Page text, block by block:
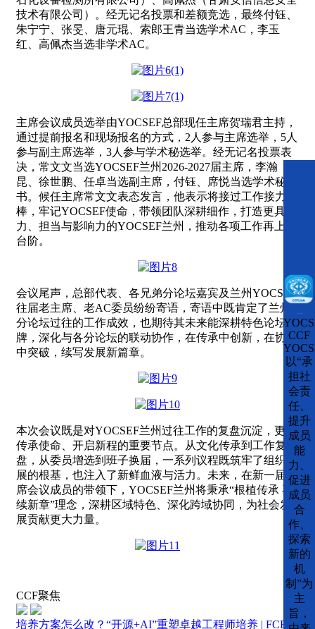
技术有限公司）。经无记名投票和差额竞选，最终付钰、
朱宁宁、张旻、唐元琨、索郎王青当选学术AC，李玉
红、高佩杰当选非学术AC。
主席会议成员选举由YOCSEF总部现任主席贺瑞君主持，
通过提前报名和现场报名的方式，2人参与主席选举，5人
参与副主席选举，3人参与学术秘选举。经无记名投票表
决，常文文当选YOCSEF兰州2026-2027届主席，李瀚
昆、徐世鹏、任卓当选副主席，付钰、席悦当选学术秘
书。候任主席常文文表态发言，他表示将接过工作接力
棒，牢记YOCSEF使命，带领团队深耕细作，打造更具活
力、担当与影响力的YOCSEF兰州，推动各项工作再上新
台阶。
会议尾声，总部代表、各兄弟分论坛嘉宾及兰州YOCSEF
往届老主席、老AC委员纷纷寄语，寄语中既肯定了兰州
分论坛过往的工作成效，也期待其未来能深耕特色论坛品
牌，深化与各分论坛的联动协作，在传承中创新，在协同
中突破，续写发展新篇章。
本次会议既是对YOCSEF兰州过往工作的复盘沉淀，更是
传承使命、开启新程的重要节点。从文化传承到工作复
盘，从委员增选到班子换届，一系列议程既筑牢了组织发
展的根基，也注入了新鲜血液与活力。未来，在新一届主
席会议成员的带领下，YOCSEF兰州将秉承“根植传承 再
续新章”理念，深耕区域特色、深化跨域协同，为社会发
展贡献更大力量。
CCF聚焦
培养方案怎么改？“开源+AI”重塑卓越工程师培养 | FCES
CCF
以“承
担社
会责
任、
提升
成员
能
力、
促进
成员
合
作、
探索
新的
机
制”为
主
旨，